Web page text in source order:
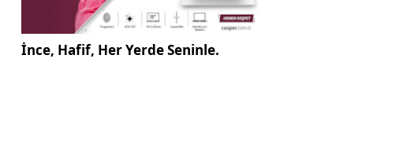
İnce, Hafif, Her Yerde Seninle.